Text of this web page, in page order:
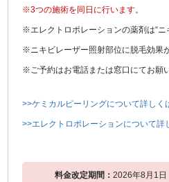
※3つの施術を同日に行います。
※エレクトロポレーションの薬剤は“ニ
※ニキビレーザー照射部位に脱毛効果
※ご予約はお電話または窓口にてお願
>>ケミカルピーリングについて詳しく
>>エレクトロポレーションについて詳
料金改定期間： 2026年8月1日